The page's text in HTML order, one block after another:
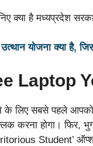
योजना क्या है,
Laptop
लिए सबसे पहले आपको
करना होगा। फिर,
Student’